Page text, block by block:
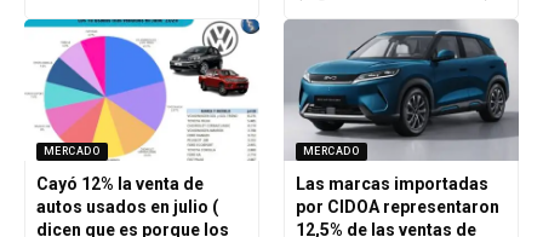
MERCADO
Cayó 12% la venta de
autos usados en julio (
dicen que es porque los
MERCADO
Las marcas importadas
por CIDOA representaron
12,5% de las ventas de